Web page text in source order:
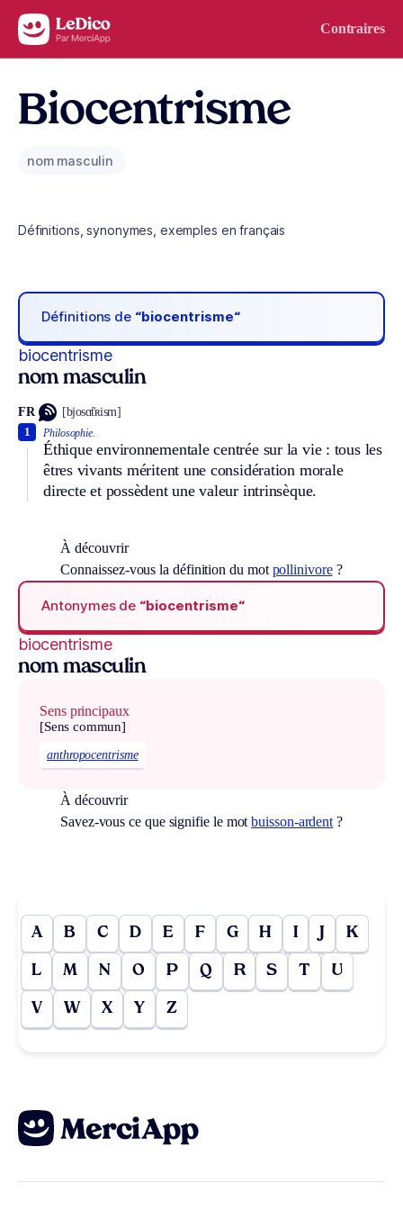
Aller au contenu Contraires
Biocentrisme
nom masculin
Définitions, synonymes, exemples en français
Définitions de “biocentrisme“
biocentrisme
nom masculin
FR [bjosɑ̃tʀism]
Philosophie.
Éthique environnementale centrée sur la vie : tous les
êtres vivants méritent une considération morale
directe et possèdent une valeur intrinsèque.
1
À découvrir
Connaissez-vous la définition du mot pollinivore?
Antonymes de “biocentrisme“
biocentrisme
nom masculin
Sens principaux
[Sens commun]
anthropocentrisme
À découvrir
Savez-vous ce que signifie le motbuisson-ardent ?
A B C D E F G H I J K
L M N O P Q R S T U
V W X Y Z